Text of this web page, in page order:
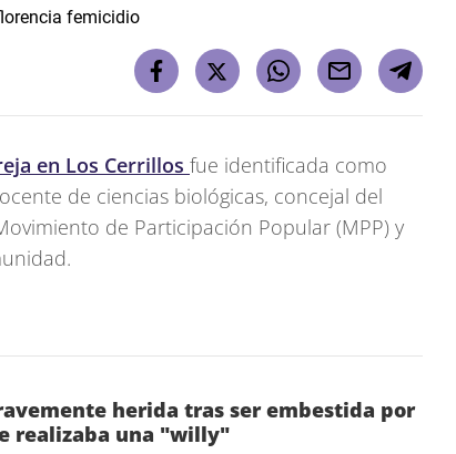
en Los Cerrillos fue identificada como
de ciencias biológicas, concejal del
de Participación Popular (MPP) y
herida tras ser embestida por
realizaba una "willy"